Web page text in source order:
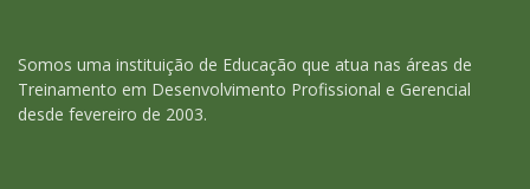
Somos uma instituição de Educação que atua nas áreas de
Treinamento em Desenvolvimento Profissional e Gerencial
desde fevereiro de 2003.